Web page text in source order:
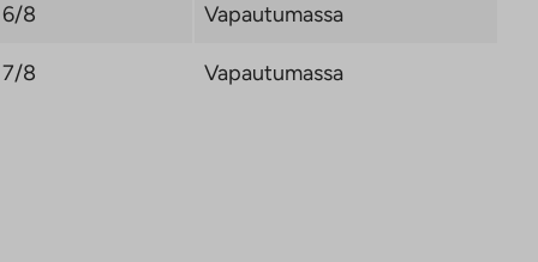
6/8 Vapautumassa
7/8 Vapautumassa